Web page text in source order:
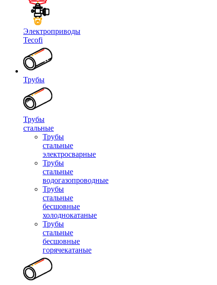
Электроприводы
Tecofi
Трубы
Трубы
стальные
Трубы
стальные
электросварные
Трубы
стальные
водогазопроводные
Трубы
стальные
бесшовные
холоднокатаные
Трубы
стальные
бесшовные
горячекатаные